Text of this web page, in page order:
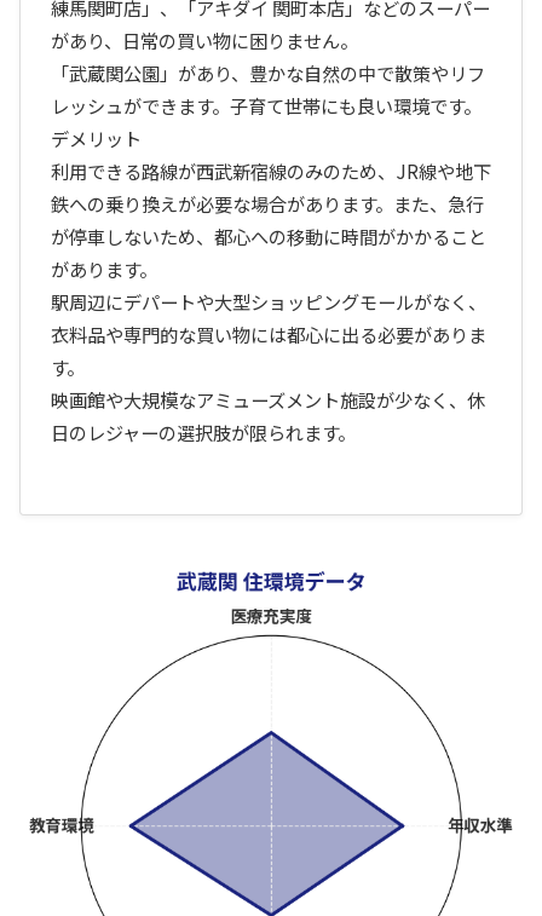
練馬関町店」、「アキダイ 関町本店」などのスーパー
があり、日常の買い物に困りません。
「武蔵関公園」があり、豊かな自然の中で散策やリフ
レッシュができます。子育て世帯にも良い環境です。
デメリット
利用できる路線が西武新宿線のみのため、JR線や地下
鉄への乗り換えが必要な場合があります。また、急行
が停車しないため、都心への移動に時間がかかること
があります。
駅周辺にデパートや大型ショッピングモールがなく、
衣料品や専門的な買い物には都心に出る必要がありま
す。
映画館や大規模なアミューズメント施設が少なく、休
日のレジャーの選択肢が限られます。